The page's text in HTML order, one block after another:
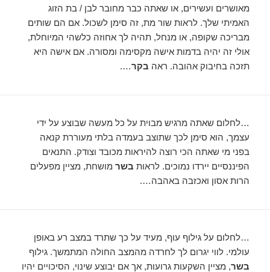
מאושרים ועשירים, או שאתה כבר מחובר לבן / בת הזוג
האמיתי שלך. לראות שור מת, זה סימן לשכול. אם הם שותים
מבריכה שקופה, או מנחל, תהיה לך אחוזה כלשהי המיוחלת,
אולי זה יהיה בדמות אישה מקסימה ומסורה. אם אישה היא
תזכה בחיבוק אהובה. ראה בקר….
…לחלום שאתה מרגיש מבוית על כל מעשה שבוצע על ידי
עצמך, הוא סימן לכך שתוצב בעמדה בלתי מעוררת קנאה
בפני מי שאתה הכי רוצה להיראות מכובד וצודק. התנאים
הפיננסיים יירדו נמוכים. לראות בשר מושחת, מציין מפעלים
הרות אסון ואכזבה באהבה….
…לחלום על גילוף עוף, מעיד על כך שתרד במצב רע באופן
עולמי. לווי יגרום לך לחרדה מהמצב החולה המתמשך. גילוף
בשר, מציין השקעות גרועות, אך אם יבוצע שינוי, הסיכויים יהיו